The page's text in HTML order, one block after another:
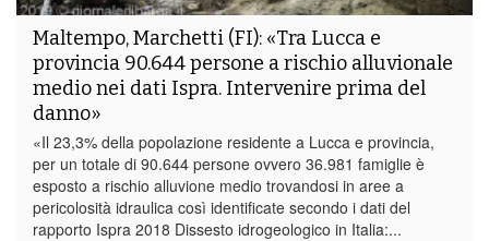
Maltempo, Marchetti (FI): «Tra Lucca e
provincia 90.644 persone a rischio alluvionale
medio nei dati Ispra. Intervenire prima del
danno»
«Il 23,3% della popolazione residente a Lucca e provincia,
per un totale di 90.644 persone ovvero 36.981 famiglie è
esposto a rischio alluvione medio trovandosi in aree a
pericolosità idraulica così identificate secondo i dati del
rapporto Ispra 2018 Dissesto idrogeologico in Italia:...